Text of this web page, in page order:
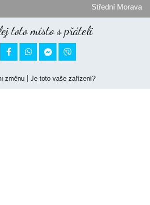
Střední Morava
toto místo s přáteli
 
změnu| Je toto vaše zařízení?